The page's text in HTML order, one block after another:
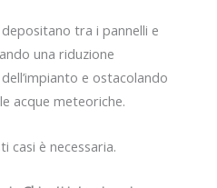
tra i pannelli e
una riduzione
e ostacolando
acque meteoriche.
casi è necessaria.